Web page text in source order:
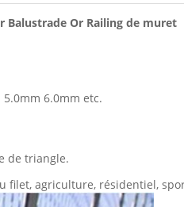
Balustrade Or Railing de muret
6.0mm etc.
de triangle.
agriculture, résidentiel,